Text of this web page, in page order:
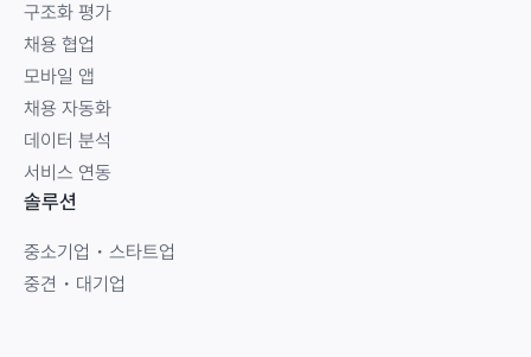
구조화 평가
채용 협업
모바일 앱
채용 자동화
데이터 분석
서비스 연동
솔루션
중소기업・스타트업
중견・대기업